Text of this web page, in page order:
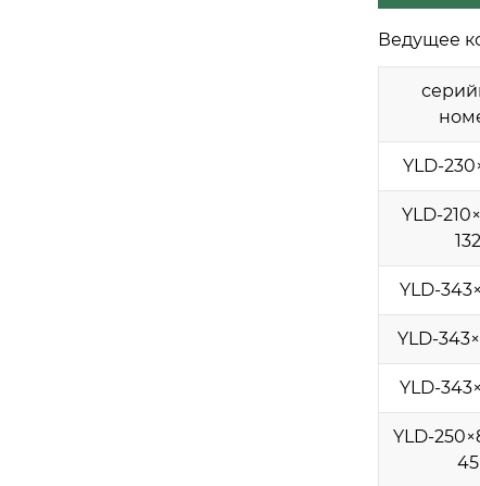
Ведущее
YLD-
YLD-
132
YLD-
YLD-
YLD-
YLD-
45